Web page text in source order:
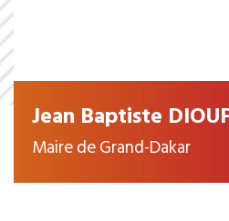
Jean Baptiste
Maire de Grand-Dakar